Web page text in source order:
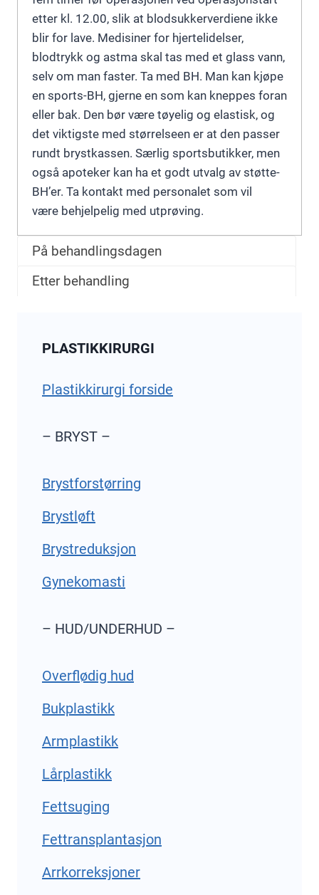
etter kl. 12.00, slik at blodsukkerverdiene ikke
blir for lave. Medisiner for hjertelidelser,
blodtrykk og astma skal tas med et glass vann,
selv om man faster. Ta med BH. Man kan kjøpe
en sports-BH, gjerne en som kan kneppes foran
eller bak. Den bør være tøyelig og elastisk, og
det viktigste med størrelseen er at den passer
rundt brystkassen. Særlig sportsbutikker, men
også apoteker kan ha et godt utvalg av støtte-
BH’er. Ta kontakt med personalet som vil
være behjelpelig med utprøving.
På behandlingsdagen
Etter behandling
PLASTIKKIRURGI
Plastikkirurgi forside
– BRYST –
Brystforstørring
Brystløft
Brystreduksjon
Gynekomasti
– HUD/UNDERHUD –
Overflødig hud
Bukplastikk
Armplastikk
Lårplastikk
Fettsuging
Fettransplantasjon
Arrkorreksjoner